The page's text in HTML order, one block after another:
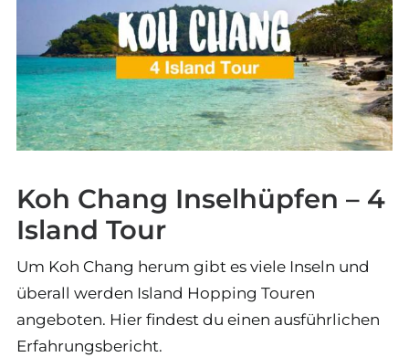
Koh Chang Inselhüpfen – 4
Island Tour
Um Koh Chang herum gibt es viele Inseln und
überall werden Island Hopping Touren
angeboten. Hier findest du einen ausführlichen
Erfahrungsbericht.